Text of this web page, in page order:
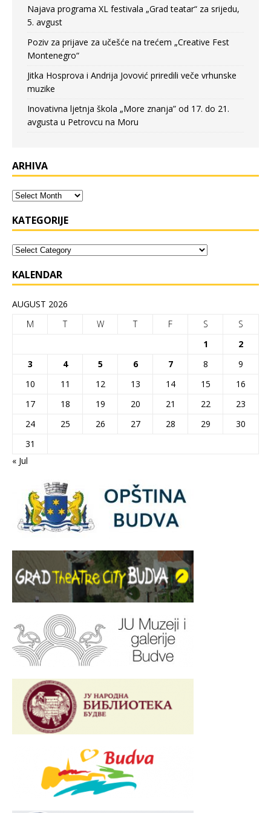
Najava programa XL festivala „Grad teatar“ za srijedu,
5. avgust
Poziv za prijave za učešće na trećem „Creative Fest
Montenegro“
Jitka Hosprova i Andrija Jovović priredili veče vrhunske
muzike
Inovativna ljetnja škola „More znanja” od 17. do 21.
avgusta u Petrovcu na Moru
ARHIVA
KATEGORIJE
KALENDAR
AUGUST 2026
M
T W T F S
S
1
2
3
4 5 6 7 8
9
10
11 12 13 14 15
16
17
18 19 20 21 22
23
24
25 26 27 28 29
30
31
« Jul